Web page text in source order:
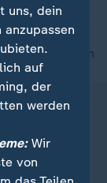
nach oben
uns, dein
auf
der
werden
Wir
von